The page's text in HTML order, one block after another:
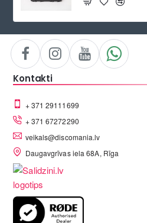
Kontakti
+ 371 29111699
+ 371 67272290
veikals@discomania.lv
Daugavgrīvas iela 68A, Rīga